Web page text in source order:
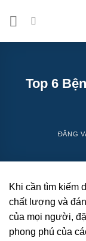
Top 6
ĐĂNG
Khi cần tìm kiếm
chất lượng và
của mọi người,
phong phú của